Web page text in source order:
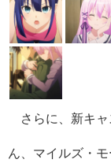
さらに、新キャ
ん、マイルズ・